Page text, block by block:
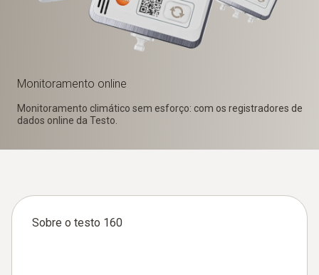
Monitoramento online
Monitoramento climático sem esforço: com os registradores de
dados online da Testo.
Sobre o testo 160